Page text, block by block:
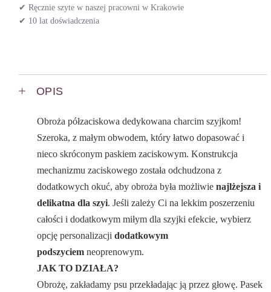
✔ Ręcznie szyte w naszej pracowni w Krakowie
✔ 10 lat doświadczenia
OPIS
Obroża półzaciskowa dedykowana charcim szyjkom!
Szeroka, z małym obwodem, który łatwo dopasować i
nieco skróconym paskiem zaciskowym. Konstrukcja
mechanizmu zaciskowego została odchudzona z
dodatkowych okuć, aby obroża była możliwienajlżejsza i
delikatna dla szyi. Jeśli zależy Ci na lekkim poszerzeniu
całości i dodatkowym miłym dla szyjki efekcie, wybierz
opcję personalizacjidodatkowym
podszyciem neoprenowym.
JAK TO DZIAŁA?
Obrożę, zakładamy psu przekładając ją przez głowę. Pasek